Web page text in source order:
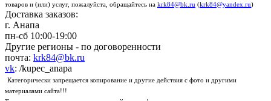
товаров и (или) услуг, пожалуйста, обращайтесь на krk84@bk.ru (krk84@yandex.ru)
Доставка заказов:
г. Анапа
пн-сб 10:00-19:00
Другие регионы - по договоренности
почта: krk84@bk.ru
vk: /kupec_anapa
Категорически запрещается копирование и другие действия с фото и другими
материалами сайта!!!